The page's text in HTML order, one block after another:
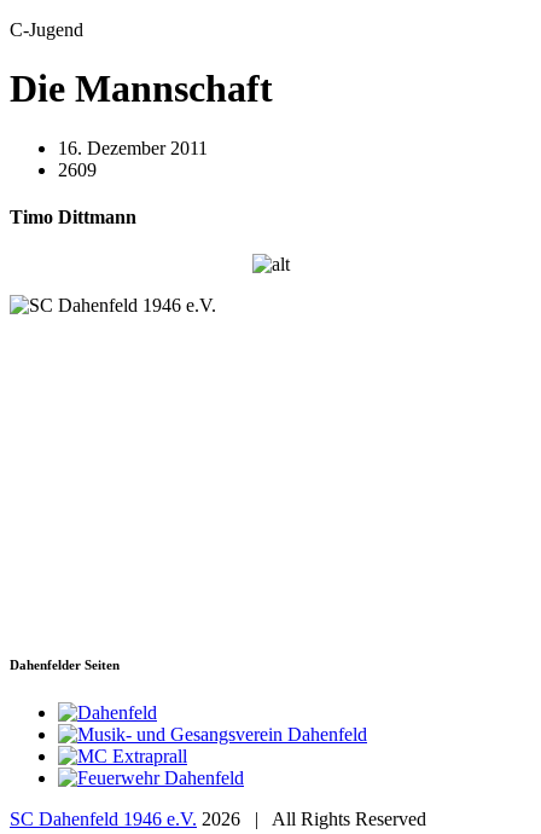
C-Jugend
Die Mannschaft
16. Dezember 2011
2609
Timo Dittmann
Dahenfelder Seiten
SC Dahenfeld 1946 e.V. 2026 | All Rights Reserved